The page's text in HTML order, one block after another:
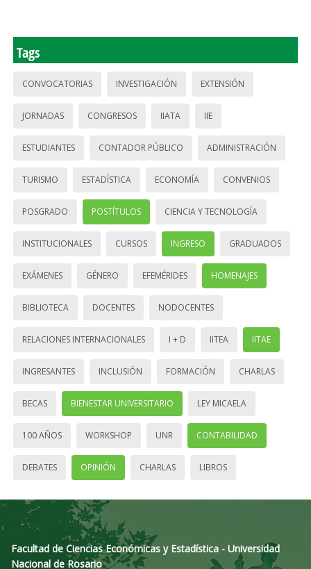
Tags
CONVOCATORIAS INVESTIGACIÓN EXTENSIÓN
JORNADAS CONGRESOS IIATA IIE
ESTUDIANTES CONTADOR PÚBLICO ADMINISTRACIÓN
TURISMO ESTADÍSTICA ECONOMÍA CONVENIOS
POSGRADO POSTÍTULOS CIENCIA Y TECNOLOGÍA
INSTITUCIONALES CURSOS INGRESO GRADUADOS
EXÁMENES GÉNERO EFEMÉRIDES HOMENAJES
BIBLIOTECA DOCENTES NODOCENTES
RELACIONES INTERNACIONALES I + D IITEA IITAE
INGRESANTES INCLUSIÓN FORMACIÓN CHARLAS
BECAS BIENESTAR UNIVERSITARIO LEY MICAELA
100 AÑOS WORKSHOP UNR CONTABILIDAD
DEBATES OPINIÓN CHARLAS LIBROS
Facultad de Ciencias Económicas y Estadística - Universidad
Nacional de Rosario